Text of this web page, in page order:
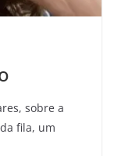
sobre a
fila, um